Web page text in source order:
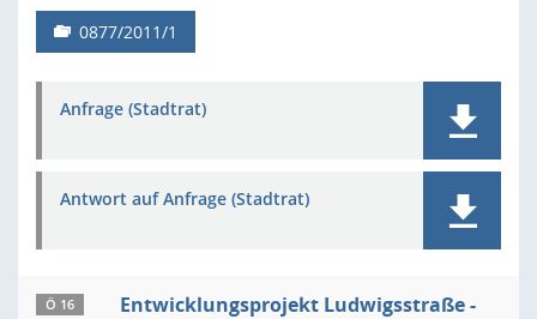
0877/2011/1
Anfrage (Stadtrat)
Antwort auf Anfrage (Stadtrat)
Ö 16
Entwicklungsprojekt Ludwigsstraße -